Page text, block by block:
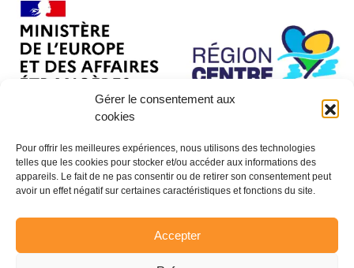
Gérer le consentement aux
cookies
Pour offrir les meilleures expériences, nous utilisons des technologies
telles que les cookies pour stocker et/ou accéder aux informations des
appareils. Le fait de ne pas consentir ou de retirer son consentement peut
avoir un effet négatif sur certaines caractéristiques et fonctions du site.
Accepter